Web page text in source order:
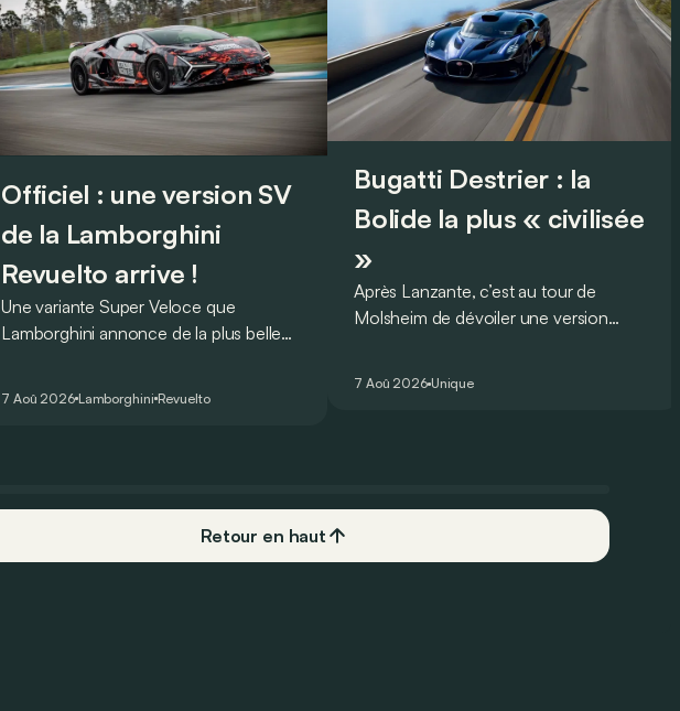
Officiel : une version SV
de la Lamborghini
Revuelto arrive !
Une variante Super Veloce que
Lamborghini annonce de la plus belle
voiture de série !
7 Aoû 2026 Lamborghini Revuelto
Bugatti Destrier : la
Bolide la plus « civilisée
»
Après Lanzante, c’est au tour de
Molsheim de dévoiler une version
7 Aoû 2026 Unique
Retour en haut